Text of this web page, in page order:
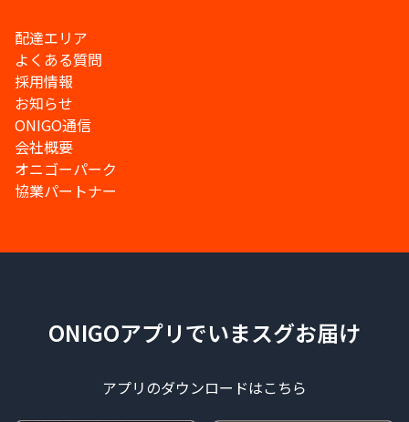
配達エリア
よくある質問
採用情報
お知らせ
ONIGO通信
会社概要
オニゴーパーク
協業パートナー
ONIGOアプリでいまスグお届け
アプリのダウンロードはこちら